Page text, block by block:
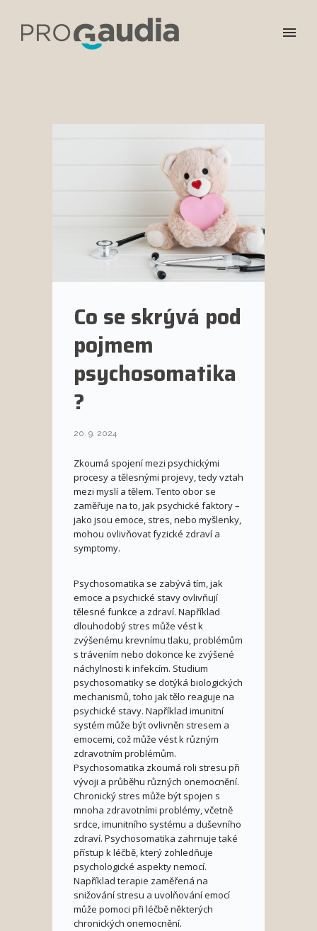
Co se skrývá pod
pojmem
psychosomatika
?
20. 9. 2024
Zkoumá spojení mezi psychickými
procesy a tělesnými projevy, tedy vztah
mezi myslí a tělem. Tento obor se
zaměřuje na to, jak psychické faktory –
jako jsou emoce, stres, nebo myšlenky,
mohou ovlivňovat fyzické zdraví a
symptomy.
Psychosomatika se zabývá tím, jak
emoce a psychické stavy ovlivňují
tělesné funkce a zdraví. Například
dlouhodobý stres může vést k
zvýšenému krevnímu tlaku, problémům
s trávením nebo dokonce ke zvýšené
náchylnosti k infekcím. Studium
psychosomatiky se dotýká biologických
mechanismů, toho jak tělo reaguje na
psychické stavy. Například imunitní
systém může být ovlivněn stresem a
emocemi, což může vést k různým
zdravotním problémům.
Psychosomatika zkoumá roli stresu při
vývoji a průběhu různých onemocnění.
Chronický stres může být spojen s
mnoha zdravotními problémy, včetně
srdce, imunitního systému a duševního
zdraví. Psychosomatika zahrnuje také
přístup k léčbě, který zohledňuje
psychologické aspekty nemocí.
Například terapie zaměřená na
snižování stresu a uvolňování emocí
může pomoci při léčbě některých
chronických onemocnění.